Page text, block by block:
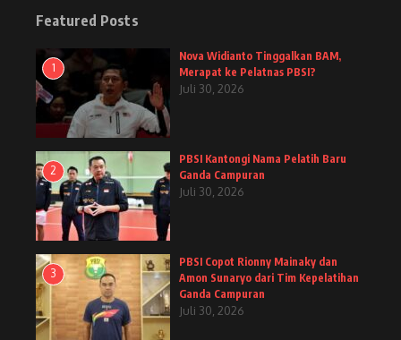
Featured Posts
1
Nova Widianto Tinggalkan BAM,
Merapat ke Pelatnas PBSI?
Juli 30, 2026
2
PBSI Kantongi Nama Pelatih Baru
Ganda Campuran
Juli 30, 2026
3
PBSI Copot Rionny Mainaky dan
Amon Sunaryo dari Tim Kepelatihan
Ganda Campuran
Juli 30, 2026